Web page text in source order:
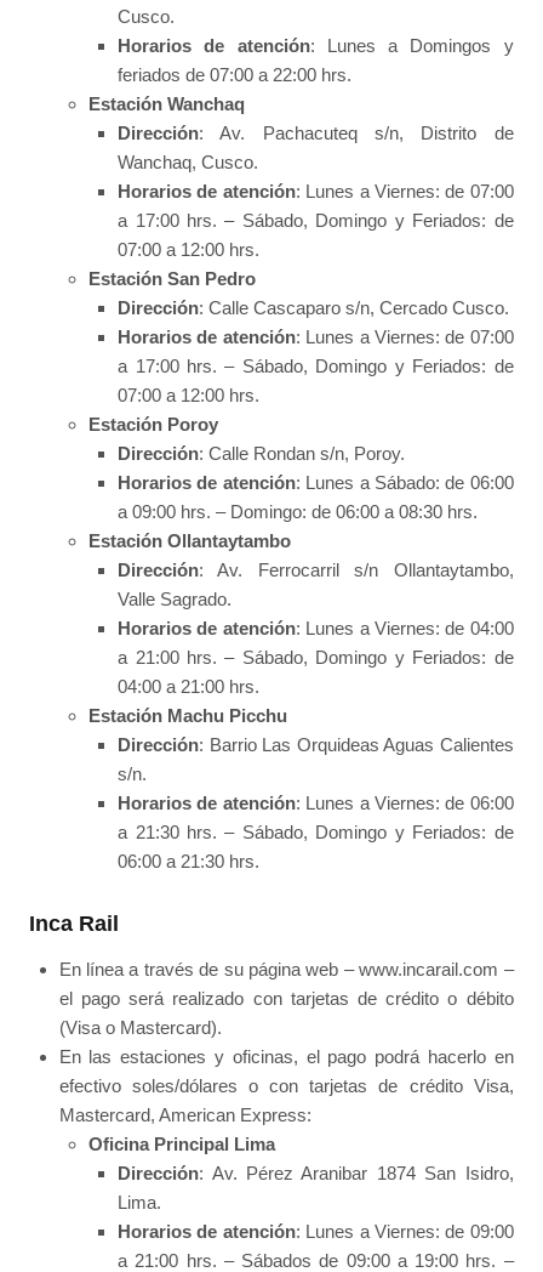
Cusco.
Horarios de atención: Lunes a Domingos y
feriados de 07:00 a 22:00 hrs.
Estación Wanchaq
Dirección: Av. Pachacuteq s/n, Distrito de
Wanchaq, Cusco.
Horarios de atención: Lunes a Viernes: de 07:00
a 17:00 hrs. – Sábado, Domingo y Feriados: de
07:00 a 12:00 hrs.
Estación San Pedro
Dirección: Calle Cascaparo s/n, Cercado Cusco.
Horarios de atención: Lunes a Viernes: de 07:00
a 17:00 hrs. – Sábado, Domingo y Feriados: de
07:00 a 12:00 hrs.
Estación Poroy
Dirección: Calle Rondan s/n, Poroy.
Horarios de atención: Lunes a Sábado: de 06:00
a 09:00 hrs. – Domingo: de 06:00 a 08:30 hrs.
Estación Ollantaytambo
Dirección: Av. Ferrocarril s/n Ollantaytambo,
Valle Sagrado.
Horarios de atención: Lunes a Viernes: de 04:00
a 21:00 hrs. – Sábado, Domingo y Feriados: de
04:00 a 21:00 hrs.
Estación Machu Picchu
Dirección: Barrio Las Orquideas Aguas Calientes
s/n.
Horarios de atención: Lunes a Viernes: de 06:00
a 21:30 hrs. – Sábado, Domingo y Feriados: de
06:00 a 21:30 hrs.
Inca Rail
En línea a través de su página web – www.incarail.com –
el pago será realizado con tarjetas de crédito o débito
(Visa o Mastercard).
En las estaciones y oficinas, el pago podrá hacerlo en
efectivo soles/dólares o con tarjetas de crédito Visa,
Mastercard, American Express:
Oficina Principal Lima
Dirección: Av. Pérez Aranibar 1874 San Isidro,
Lima.
Horarios de atención: Lunes a Viernes: de 09:00
a 21:00 hrs. – Sábados de 09:00 a 19:00 hrs. –